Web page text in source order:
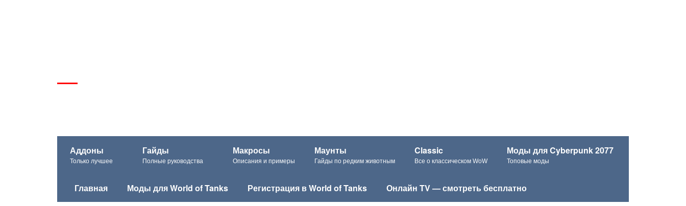
Аддоны
Только лучшее
Гайды
Полные руководства
Макросы
Описания и примеры
Маунты
Гайды по редким животным
Classic
Все о классическом WoW
Моды для Cyberpunk 2077
Топовые моды
Главная Моды для World of Tanks Регистрация в World of Tanks Онлайн TV — смотреть бесплатно